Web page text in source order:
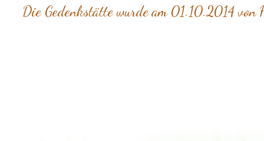
Die Gedenkstätte wurde am 01.10.2014